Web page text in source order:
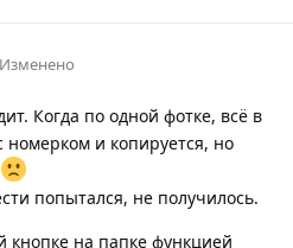
Изменено
Когда по одной фотке, всё в
номерком и копируется, но
попытался, не получилось.
кнопке на папке функцией